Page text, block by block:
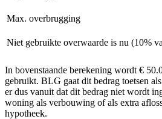
Max. overbrugging
Niet gebruikte overwaarde is nu (10%
In bovenstaande berekening wordt €
gebruikt. BLG gaat dit bedrag toetsen
er dus vanuit dat dit bedrag niet wordt
woning als verbouwing of als extra
hypotheek.